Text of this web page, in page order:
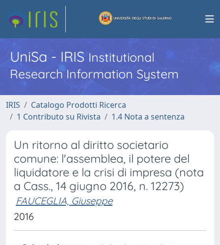
UniSa - IRISInstitutional
Research Information System
IRIS
Catalogo Prodotti Ricerca
1 Contributo su Rivista
1.4 Nota a sentenza
Un ritorno al diritto societario
comune: l'assemblea, il potere del
liquidatore e la crisi di impresa (nota
a Cass., 14 giugno 2016, n. 12273)
FAUCEGLIA, Giuseppe
2016